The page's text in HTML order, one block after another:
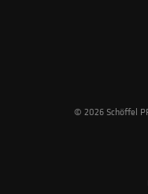
© 2026 Schöffel